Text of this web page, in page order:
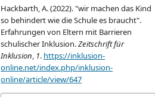
Hackbarth, A. (2022). "wir machen das Kind
so behindert wie die Schule es braucht".
Erfahrungen von Eltern mit Barrieren
schulischer Inklusion.Zeitschrift für
Inklusion, 1. https://inklusion-
online.net/index.php/inklusion-
online/article/view/647